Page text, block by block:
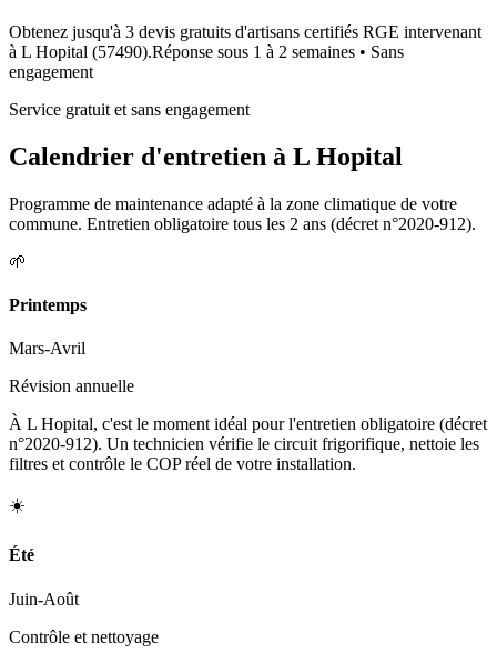
Obtenez jusqu'à 3 devis gratuits d'artisans certifiés RGE intervenant
à L Hopital (57490).Réponse sous 1 à 2 semaines • Sans
engagement
Service gratuit et sans engagement
Calendrier d'entretien à L Hopital
Programme de maintenance adapté à la zone climatique de votre
commune. Entretien obligatoire tous les 2 ans (décret n°2020-912).
🌱
Printemps
Mars-Avril
Révision annuelle
À L Hopital, c'est le moment idéal pour l'entretien obligatoire (décret
n°2020-912). Un technicien vérifie le circuit frigorifique, nettoie les
filtres et contrôle le COP réel de votre installation.
☀️
Été
Juin-Août
Contrôle et nettoyage